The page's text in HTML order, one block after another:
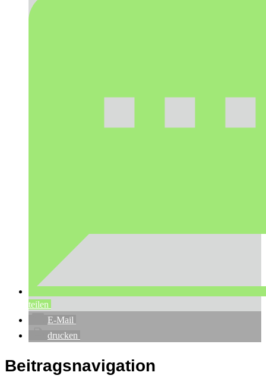
teilen
E-Mail
drucken
Beitragsnavigation